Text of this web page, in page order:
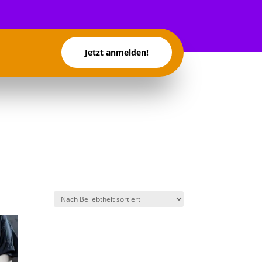
Jetzt anmelden!